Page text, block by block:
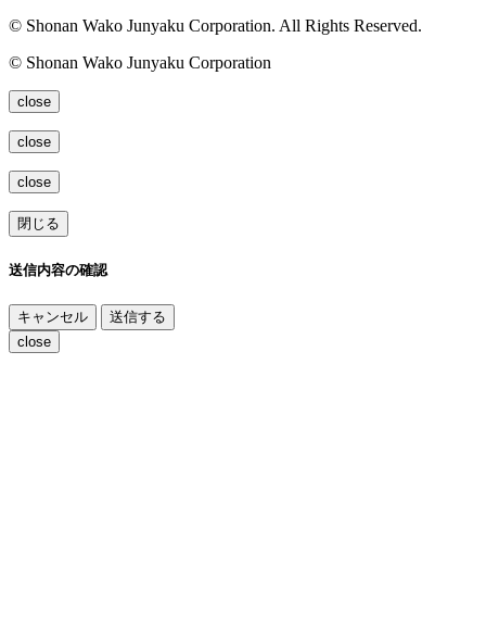
© Shonan Wako Junyaku Corporation. All Rights Reserved.
© Shonan Wako Junyaku Corporation
close
close
close
閉じる
送信内容の確認
キャンセル
送信する
close